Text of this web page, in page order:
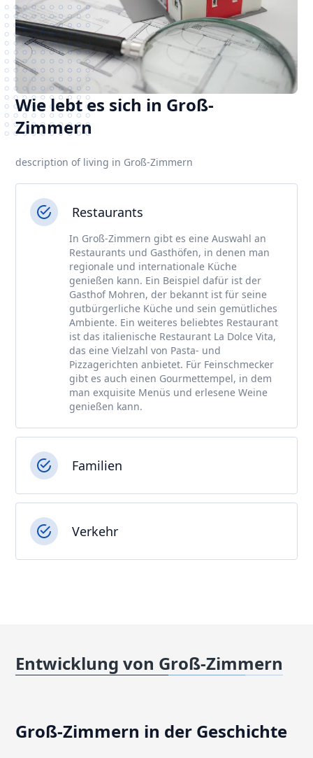
Wie lebt es sich in Groß-
Zimmern
description of living in Groß-Zimmern
Restaurants
In Groß-Zimmern gibt es eine Auswahl an
Restaurants und Gasthöfen, in denen man
regionale und internationale Küche
genießen kann. Ein Beispiel dafür ist der
Gasthof Mohren, der bekannt ist für seine
gutbürgerliche Küche und sein gemütliches
Ambiente. Ein weiteres beliebtes Restaurant
ist das italienische Restaurant La Dolce Vita,
das eine Vielzahl von Pasta- und
Pizzagerichten anbietet. Für Feinschmecker
gibt es auch einen Gourmettempel, in dem
man exquisite Menüs und erlesene Weine
genießen kann.
Familien
Verkehr
Entwicklung von Groß-Zimmern
Groß-Zimmern in der Geschichte